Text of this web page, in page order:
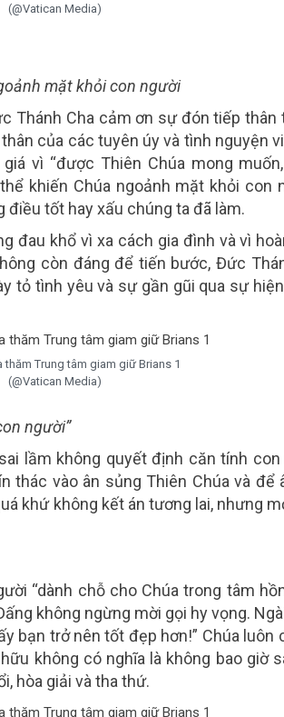
(@Vatican Media)
mặt khỏi con người
Thánh Cha cảm ơn sự đón tiếp
của các tuyên úy và tình nguyện
vì “được Thiên Chúa mong
khiến Chúa ngoảnh mặt khỏi con
tốt hay xấu chúng ta đã làm.
đau khổ vì xa cách gia đình và vì
còn đáng để tiến bước, Đức
tỏ tình yêu và sự gần gũi qua sự
thăm Trung tâm giam giữ Brians 1
(@Vatican Media)
người”
lầm không quyết định căn tính con
thác vào ân sủng Thiên Chúa và để
khứ không kết án tương lai, nhưng
“dành chỗ cho Chúa trong tâm
không ngừng mời gọi hy vọng.
bạn trở nên tốt đẹp hơn!” Chúa luôn
không có nghĩa là không bao giờ
hòa giải và tha thứ.